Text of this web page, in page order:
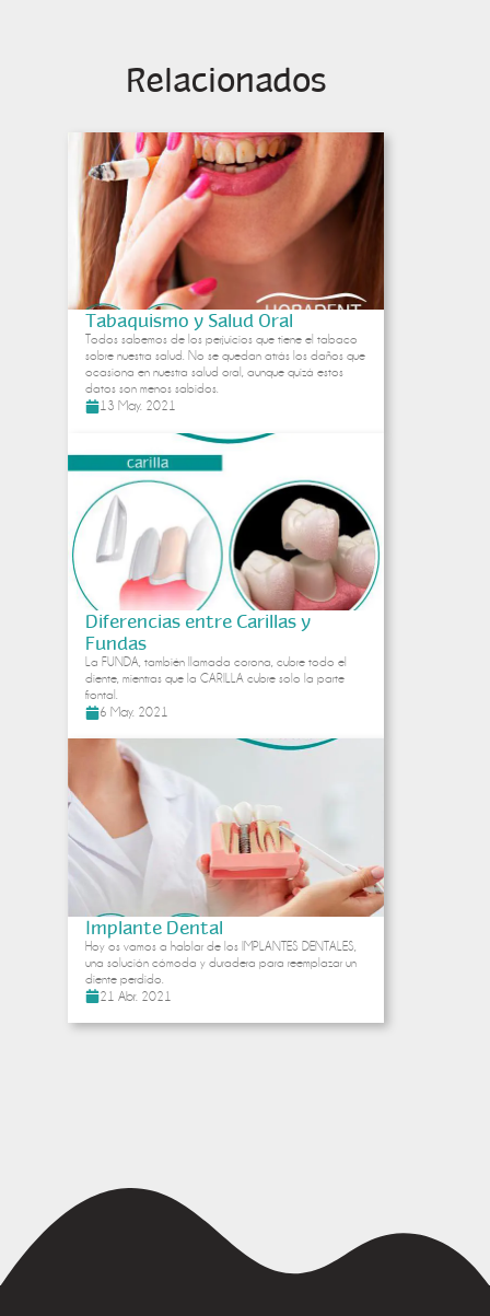
Relacionados
Tabaquismo y Salud Oral
Todos sabemos de los perjuicios que tiene el tabaco
sobre nuestra salud. No se quedan atrás los daños que
ocasiona en nuestra salud oral, aunque quizá estos
datos son menos sabidos.
13 May. 2021
Diferencias entre Carillas y
Fundas
La FUNDA, también llamada corona, cubre todo el
diente, mientras que la CARILLA cubre solo la parte
frontal.
6 May. 2021
Implante Dental
Hoy os vamos a hablar de los IMPLANTES DENTALES,
una solución cómoda y duradera para reemplazar un
diente perdido.
21 Abr. 2021